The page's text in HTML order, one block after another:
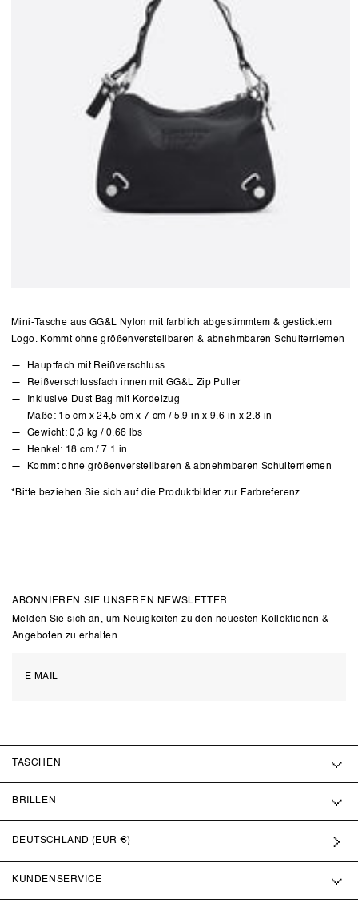
Mini-Tasche aus GG&L Nylon mit farblich abgestimmtem & gesticktem
Logo. Kommt ohne größenverstellbaren & abnehmbaren Schulterriemen
Hauptfach mit Reißverschluss
Reißverschlussfach innen mit GG&L Zip Puller
Inklusive Dust Bag mit Kordelzug
Maße: 15 cm x 24,5 cm x 7 cm / 5.9 in x 9.6 in x 2.8 in
Gewicht: 0,3 kg / 0,66 lbs
Henkel: 18 cm / 7.1 in
Kommt ohne größenverstellbaren & abnehmbaren Schulterriemen
*Bitte beziehen Sie sich auf die Produktbilder zur Farbreferenz
ABONNIEREN SIE UNSEREN NEWSLETTER
Melden Sie sich an, um Neuigkeiten zu den neuesten Kollektionen &
Angeboten zu erhalten.
TASCHEN
BRILLEN
DEUTSCHLAND (EUR €)
KUNDENSERVICE